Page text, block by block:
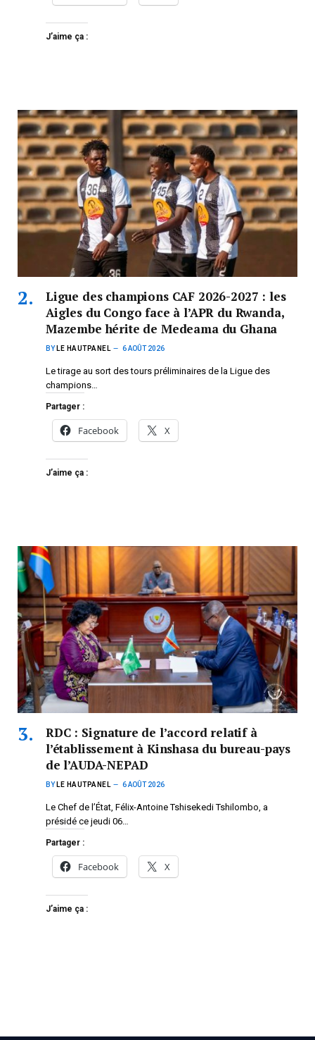
J’aime ça :
Ligue des champions CAF 2026-2027 : les
Aigles du Congo face à l’APR du Rwanda,
Mazembe hérite de Medeama du Ghana
BY LE HAUTPANEL 6 AOÛT 2026
Le tirage au sort des tours préliminaires de la Ligue des
champions…
Partager :
Facebook X
J’aime ça :
RDC : Signature de l’accord relatif à
l’établissement à Kinshasa du bureau-pays
de l’AUDA-NEPAD
BY LE HAUTPANEL 6 AOÛT 2026
Le Chef de l’État, Félix-Antoine Tshisekedi Tshilombo, a
présidé ce jeudi 06…
Partager :
Facebook X
J’aime ça :